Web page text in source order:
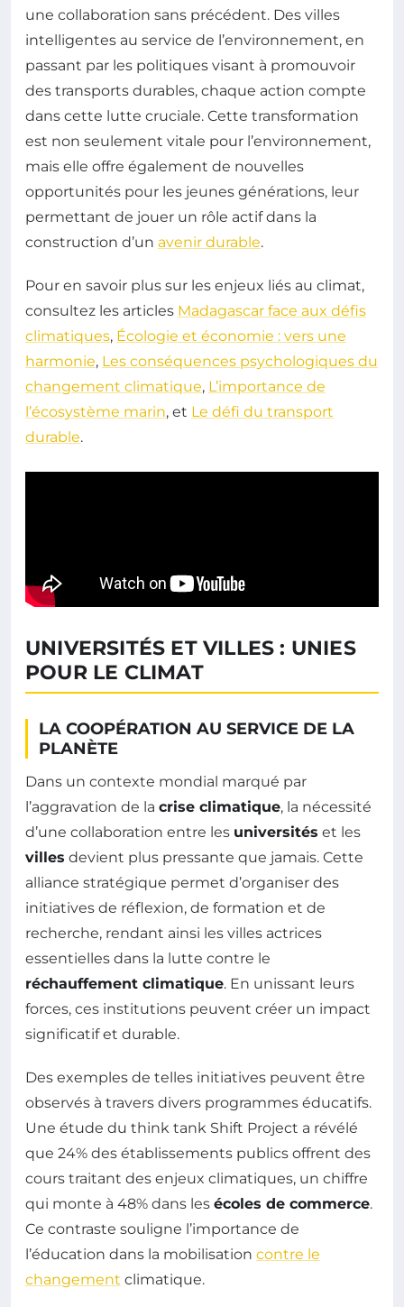
une collaboration sans précédent. Des villes
intelligentes au service de l’environnement, en
passant par les politiques visant à promouvoir
des transports durables, chaque action compte
dans cette lutte cruciale. Cette transformation
est non seulement vitale pour l’environnement,
mais elle offre également de nouvelles
opportunités pour les jeunes générations, leur
permettant de jouer un rôle actif dans la
construction d’un avenir durable.
Pour en savoir plus sur les enjeux liés au climat,
consultez les articles Madagascar face aux défis
climatiques, Écologie et économie : vers une
harmonie, Les conséquences psychologiques du
changement climatique, L’importance de
l’écosystème marin, et Le défi du transport
durable.
UNIVERSITÉS ET VILLES : UNIES
POUR LE CLIMAT
LA COOPÉRATION AU SERVICE DE LA
PLANÈTE
Dans un contexte mondial marqué par
l’aggravation de la crise climatique, la nécessité
d’une collaboration entre les universités et les
villes devient plus pressante que jamais. Cette
alliance stratégique permet d’organiser des
initiatives de réflexion, de formation et de
recherche, rendant ainsi les villes actrices
essentielles dans la lutte contre le
réchauffement climatique. En unissant leurs
forces, ces institutions peuvent créer un impact
significatif et durable.
Des exemples de telles initiatives peuvent être
observés à travers divers programmes éducatifs.
Une étude du think tank Shift Project a révélé
que 24% des établissements publics offrent des
cours traitant des enjeux climatiques, un chiffre
qui monte à 48% dans les écoles de commerce.
Ce contraste souligne l’importance de
l’éducation dans la mobilisation contre le
changement climatique.